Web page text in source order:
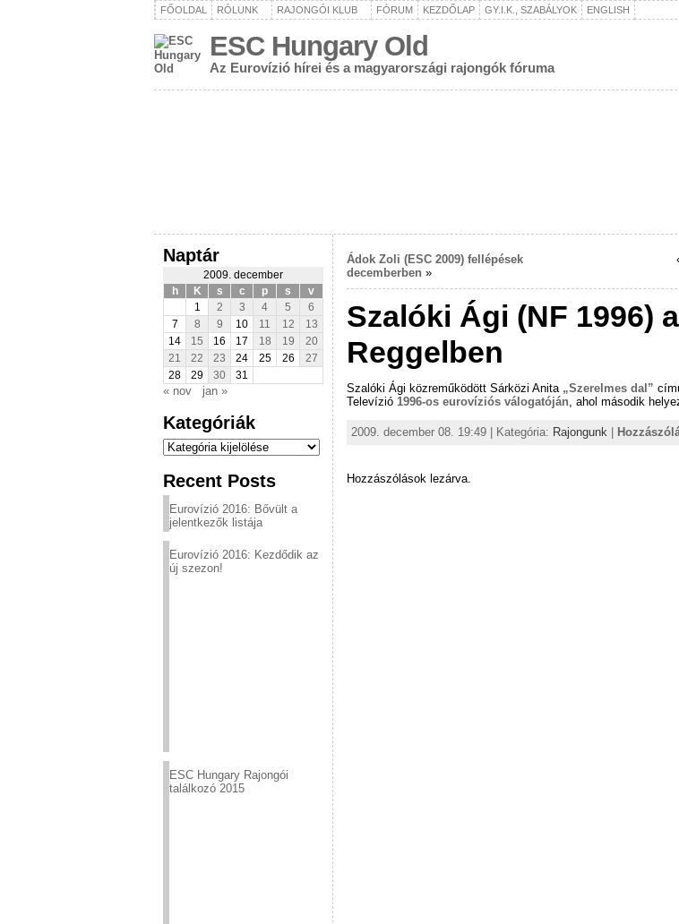
FŐOLDAL RÓLUNK RAJONGÓI KLUB FÓRUM KEZDŐLAP GY.I.K., SZABÁLYOK ENGLISH
ESC Hungary Old
Az Eurovízió hírei és a magyarországi rajongók fóruma
Naptár
2009. december
h
K s c p s
v
1
2 3 4 5
6
7
8 9 10 11 12
13
14
15 16 17 18 19
20
21
22 23 24 25 26
27
28
29 30 31
« nov jan »
Kategóriák
Kategóriák
Recent Posts
Eurovízió 2016: Bővült a
jelentkezők listája
Eurovízió 2016: Kezdődik az
új szezon!
ESC Hungary Rajongói
találkozó 2015
Ádok Zoli (ESC 2009) fellépések
decemberben »
Szalóki Ági (NF 1996)
Reggelben
Szalóki Ági közreműködött Sárközi Anita „Szerelmes dal”
Televízió 1996-os eurovíziós válogatóján , ahol második
2009. december 08. 19:49 | Kategória: Rajongunk |
Hozzászólások lezárva.